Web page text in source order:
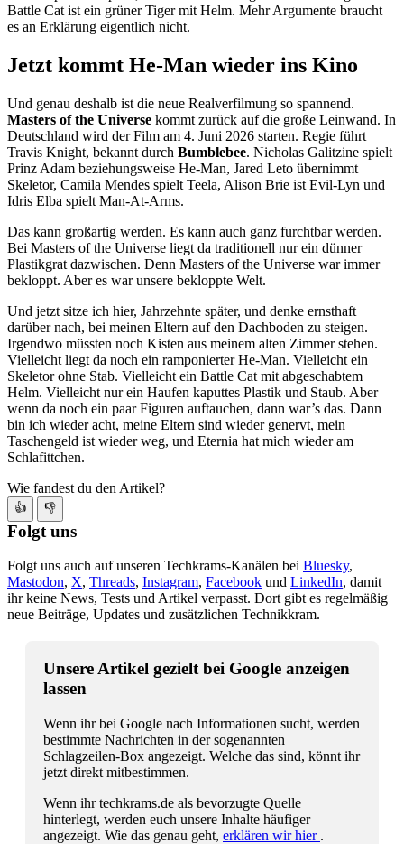
Battle Cat ist ein grüner Tiger mit Helm. Mehr Argumente braucht
es an Erklärung eigentlich nicht.
Jetzt kommt He-Man wieder ins Kino
Und genau deshalb ist die neue Realverfilmung so spannend.
Masters of the Universe kommt zurück auf die große Leinwand. In
Deutschland wird der Film am 4. Juni 2026 starten. Regie führt
Travis Knight, bekannt durch Bumblebee. Nicholas Galitzine spielt
Prinz Adam beziehungsweise He-Man, Jared Leto übernimmt
Skeletor, Camila Mendes spielt Teela, Alison Brie ist Evil-Lyn und
Idris Elba spielt Man-At-Arms.
Das kann großartig werden. Es kann auch ganz furchtbar werden.
Bei Masters of the Universe liegt da traditionell nur ein dünner
Plastikgrat dazwischen. Denn Masters of the Universe war immer
bekloppt. Aber es war unsere bekloppte Welt.
Und jetzt sitze ich hier, Jahrzehnte später, und denke ernsthaft
darüber nach, bei meinen Eltern auf den Dachboden zu steigen.
Irgendwo müssten noch Kisten aus meinem alten Zimmer stehen.
Vielleicht liegt da noch ein ramponierter He-Man. Vielleicht ein
Skeletor ohne Stab. Vielleicht ein Battle Cat mit abgeschabtem
Helm. Vielleicht nur ein Haufen kaputtes Plastik und Staub. Aber
wenn da noch ein paar Figuren auftauchen, dann war’s das. Dann
bin ich wieder acht, meine Eltern sind wieder genervt, mein
Taschengeld ist wieder weg, und Eternia hat mich wieder am
Schlafittchen.
Wie fandest du den Artikel?
👍 👎
Folgt uns
Folgt uns auch auf unseren Techkrams-Kanälen bei Bluesky,
Mastodon, X, Threads, Instagram, Facebook und LinkedIn, damit
ihr keine News, Tests und Artikel verpasst. Dort gibt es regelmäßig
neue Beiträge, Updates und zusätzlichen Technikkram.
Unsere Artikel gezielt bei Google anzeigen
lassen
Wenn ihr bei Google nach Informationen sucht, werden
bestimmte Nachrichten in der sogenannten
Schlagzeilen-Box angezeigt. Welche das sind, könnt ihr
jetzt direkt mitbestimmen.
Wenn ihr techkrams.de als bevorzugte Quelle
hinterlegt, werden euch unsere Inhalte häufiger
angezeigt. Wie das genau geht, erklären wir hier .